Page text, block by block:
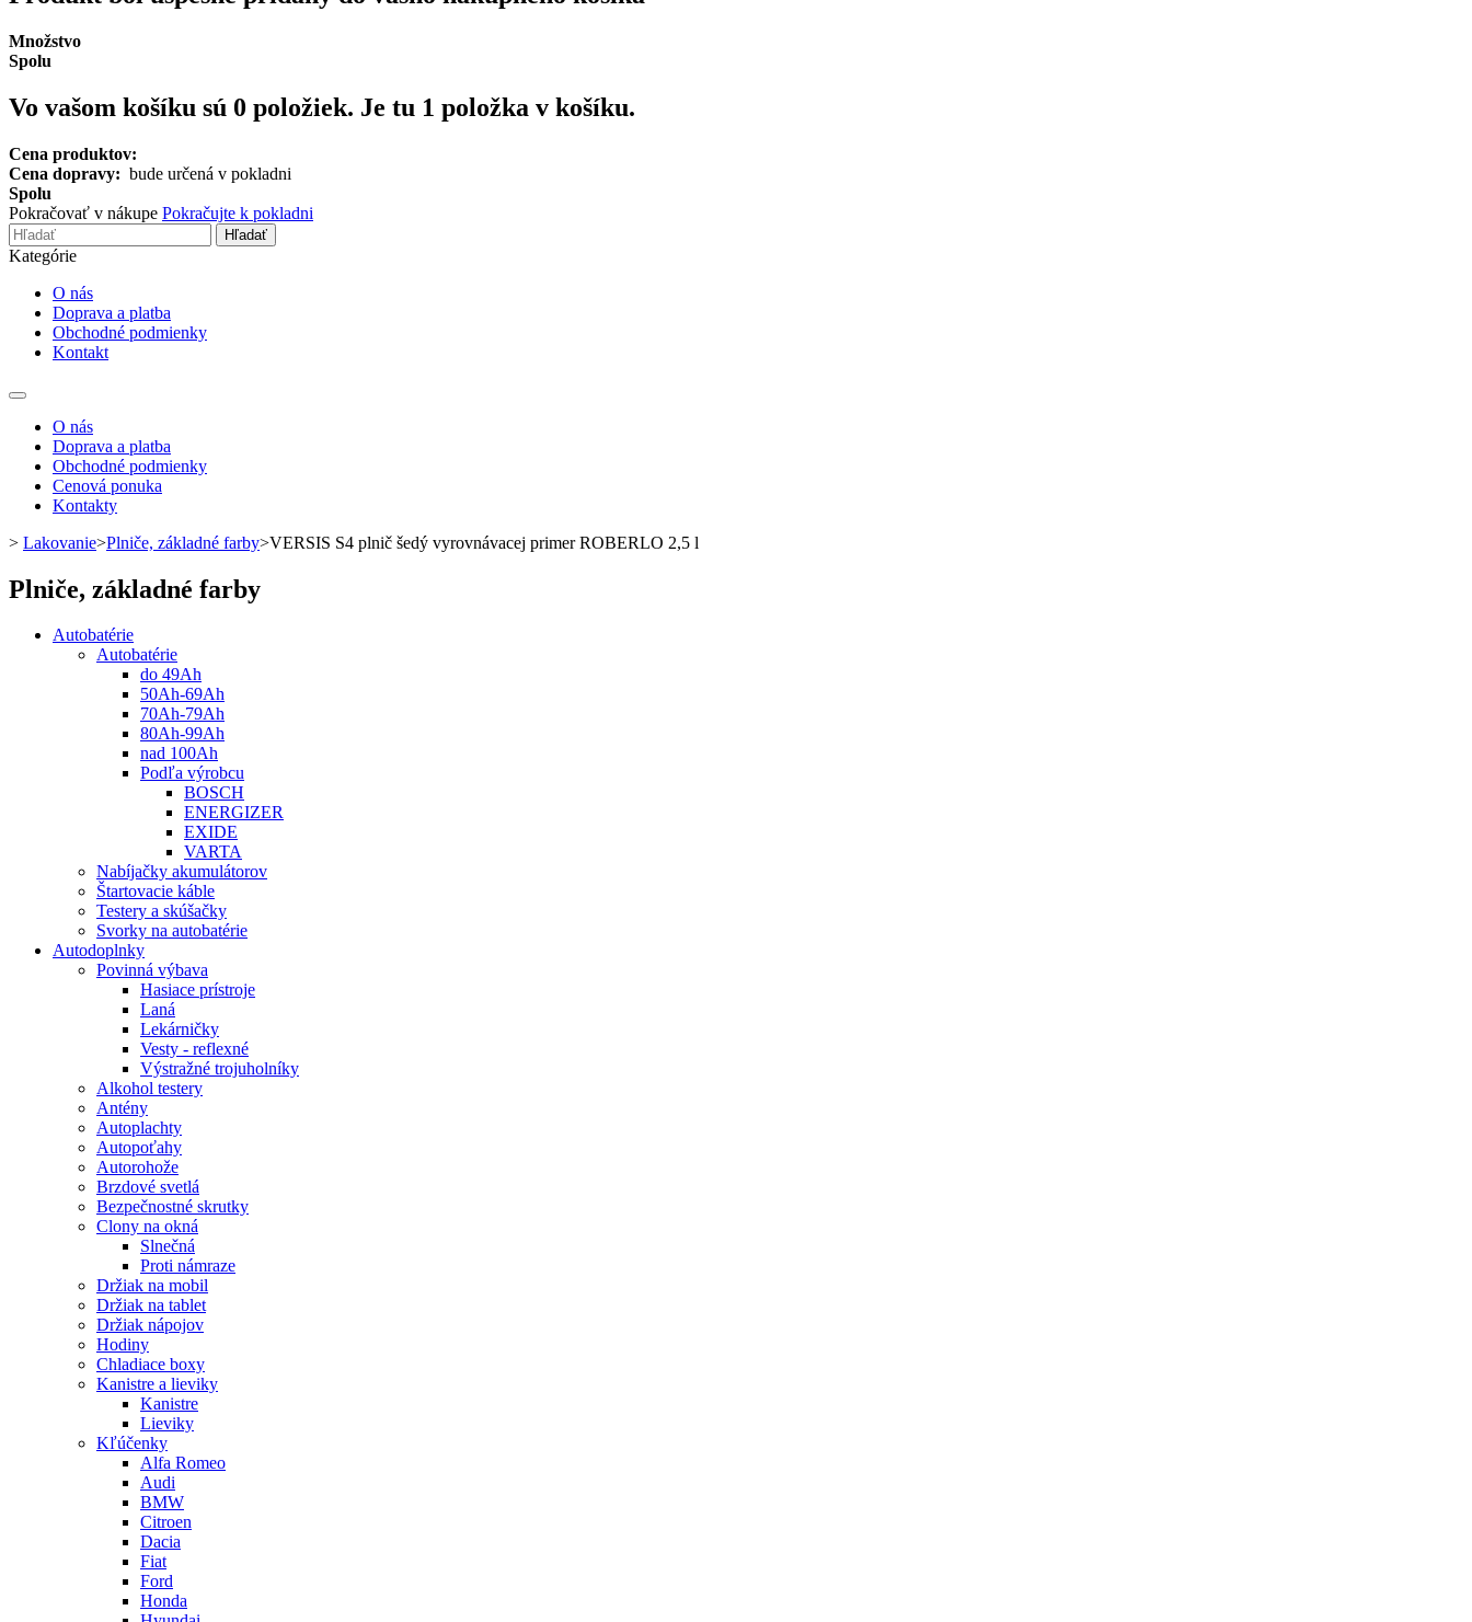
Množstvo
Spolu
Vo vašom košíku sú 0 položiek. Je tu 1 položka v košíku.
Cena produktov:
Cena dopravy: bude určená v pokladni
Spolu
Pokračovať v nákupe Pokračujte k pokladni
Hľadať
Kategórie
O nás
Doprava a platba
Obchodné podmienky
Kontakt
Toggle
navigationO nás
Doprava a platba
Obchodné podmienky
Cenová ponuka
Kontakty
> Lakovanie>Plniče, základné farby>VERSIS S4 plnič šedý vyrovnávacej primer ROBERLO 2,5 l
Plniče, základné farby
Autobatérie
Autobatérie
do 49Ah
50Ah-69Ah
70Ah-79Ah
80Ah-99Ah
nad 100Ah
Podľa výrobcu
BOSCH
ENERGIZER
EXIDE
VARTA
Nabíjačky akumulátorov
Štartovacie káble
Testery a skúšačky
Svorky na autobatérie
Autodoplnky
Povinná výbava
Hasiace prístroje
Laná
Lekárničky
Vesty - reflexné
Výstražné trojuholníky
Alkohol testery
Antény
Autoplachty
Autopoťahy
Autorohože
Brzdové svetlá
Bezpečnostné skrutky
Clony na okná
Slnečná
Proti námraze
Držiak na mobil
Držiak na tablet
Držiak nápojov
Hodiny
Chladiace boxy
Kanistre a lieviky
Kanistre
Lieviky
Kľúčenky
Alfa Romeo
Audi
BMW
Citroen
Dacia
Fiat
Ford
Honda